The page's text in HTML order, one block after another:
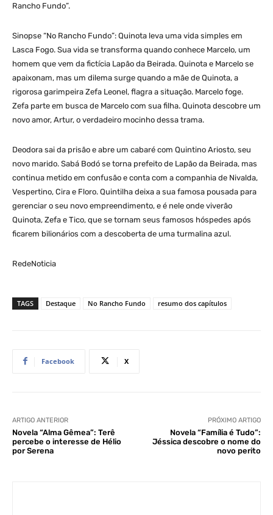
Rancho Fundo”.
Sinopse “No Rancho Fundo”: Quinota leva uma vida simples em
Lasca Fogo. Sua vida se transforma quando conhece Marcelo, um
homem que vem da fictícia Lapão da Beirada. Quinota e Marcelo se
apaixonam, mas um dilema surge quando a mãe de Quinota, a
rigorosa garimpeira Zefa Leonel, flagra a situação. Marcelo foge.
Zefa parte em busca de Marcelo com sua filha. Quinota descobre um
novo amor, Artur, o verdadeiro mocinho dessa trama.
Deodora sai da prisão e abre um cabaré com Quintino Ariosto, seu
novo marido. Sabá Bodó se torna prefeito de Lapão da Beirada, mas
continua metido em confusão e conta com a companhia de Nivalda,
Vespertino, Cira e Floro. Quintilha deixa a sua famosa pousada para
gerenciar o seu novo empreendimento, e é nele onde viverão
Quinota, Zefa e Tico, que se tornam seus famosos hóspedes após
ficarem bilionários com a descoberta de uma turmalina azul.
RedeNoticia
TAGS Destaque No Rancho Fundo resumo dos capítulos
Facebook X
ARTIGO ANTERIOR
Novela “Alma Gêmea”: Terê
percebe o interesse de Hélio
por Serena
PRÓXIMO ARTIGO
Novela “Família é Tudo”:
Jéssica descobre o nome do
novo perito